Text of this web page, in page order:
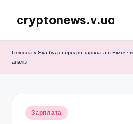
Перейти
вмісту
cryptonews.v.ua
криптовалют,
гайди.
Головна » Яка буде середня зарплата в
аналіз
Опубліковано
Зарплата